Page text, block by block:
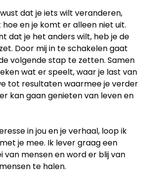
dat je iets wilt veranderen,
en je komt er alleen niet uit.
dat je het anders wilt, heb je de
Door mij in te schakelen gaat
volgende stap te zetten. Samen
wat er speelt, waar je last van
tot resultaten waarmee je verder
kan gaan genieten van leven en
in jou en je verhaal, loop ik
je mee. Ik lever graag een
van mensen en word er blij van
te halen.